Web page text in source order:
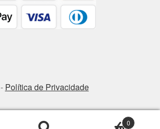
- Política de Privacidade
0